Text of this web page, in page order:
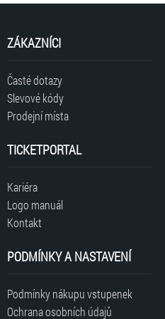
ZÁKAZNÍCI
Časté dotazy
Slevové kódy
Prodejní místa
TICKETPORTAL
Kariéra
Logo manuál
Kontakt
PODMÍNKY A NASTAVENÍ
Podmínky nákupu vstupenek
Ochrana osobních údajů